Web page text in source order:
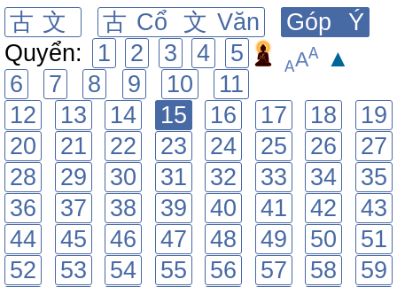
古文 古Cổ 文Văn Góp Ý
AAA ▲
Quyển: 1 2 3 4
5
6
7 8 9 10
11
12
13 14 15 16 17 18
19
20
21 22 23 24 25 26
27
28
29 30 31 32 33 34
35
36
37 38 39 40 41 42
43
44
45 46 47 48 49 50
51
52
53 54 55 56 57 58
59